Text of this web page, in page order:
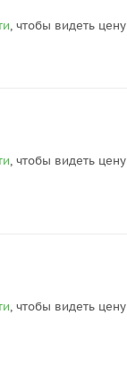
, чтобы видеть цену
, чтобы видеть цену
, чтобы видеть цену